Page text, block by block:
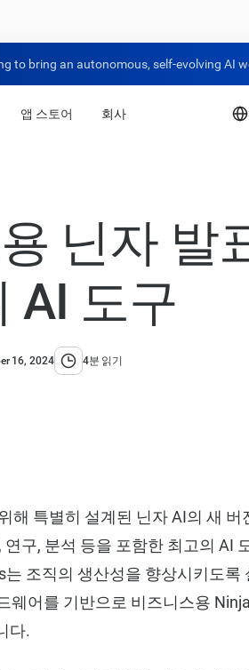
to bring an autonomous, self-evolving AI
앱 스토어 회사
닌자 발
AI 도구
16, 2024 4분 읽기
해 특별히 설계된 닌자 AI의 새
구, 분석 등을 포함한 최고의 AI
는 조직의 생산성을 향상시키도
웨어를 기반으로 비즈니스용
다.